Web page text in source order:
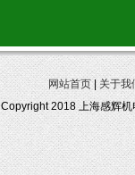
网站首页|关于我
Copyright 2018 上海感辉